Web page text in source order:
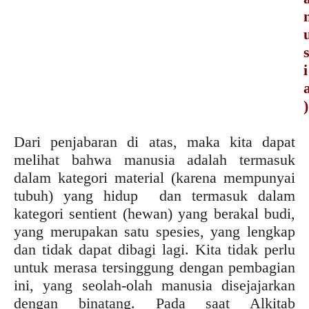
s
i
)
Dari penjabaran di atas, maka kita dapat
melihat bahwa manusia adalah termasuk
dalam kategori material (karena mempunyai
tubuh) yang hidup dan termasuk dalam
kategori sentient (hewan) yang berakal budi,
yang merupakan satu spesies, yang lengkap
dan tidak dapat dibagi lagi. Kita tidak perlu
untuk merasa tersinggung dengan pembagian
ini, yang seolah-olah manusia disejajarkan
dengan binatang. Pada saat Alkitab